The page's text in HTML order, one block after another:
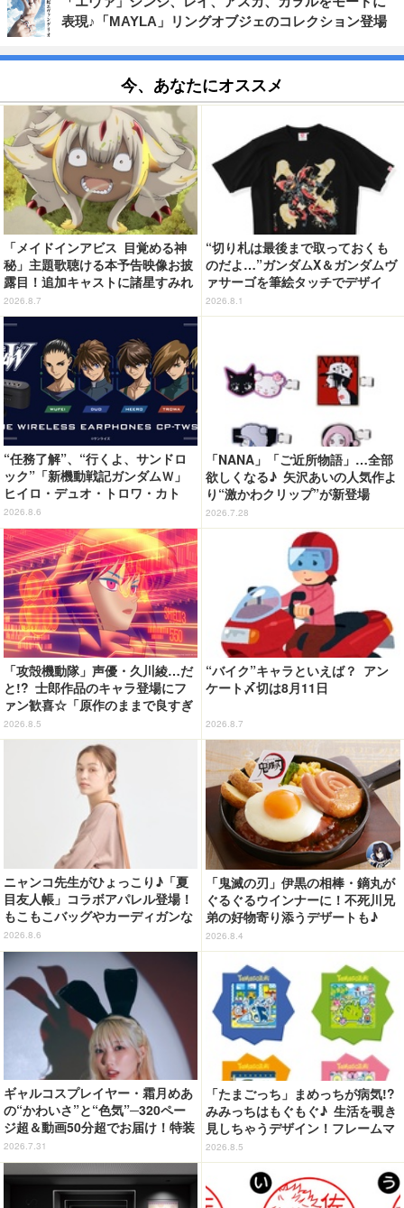
表現♪「MAYLA」リングオブジェのコレクション登場
今、あなたにオススメ
「メイドインアビス 目覚める神
秘」主題歌聴ける本予告映像お披
露目！追加キャストに諸星すみれ
&星野貴紀
2026.8.7
“切り札は最後まで取っておくも
のだよ…”ガンダムX＆ガンダムヴ
ァサーゴを筆絵タッチでデザイ
ン！「ガンダムX」Tシャツ発売
2026.8.1
“任務了解”、“行くよ、サンドロ
ック”「新機動戦記ガンダムＷ」
ヒイロ・デュオ・トロワ・カト
ル・五飛の声がする…！ 新規録
り下ろしボイス搭載のワイヤレス
イヤホンが登場
2026.8.6
「NANA」「ご近所物語」…全部
欲しくなる♪ 矢沢あいの人気作よ
り“激かわクリップ”が新登場
2026.7.28
「攻殻機動隊」声優・久川綾…だ
と!? 士郎作品のキャラ登場にフ
ァン歓喜☆「原作のままで良すぎ
るな」「脳の処理が追いつかない
よお」…第5話【ネタバレあり反
2026.8.5
“バイク”キャラといえば？ アン
ケート〆切は8月11日
2026.8.7
ニャンコ先生がひょっこり♪「夏
目友人帳」コラボアパレル登場！
もこもこバッグやカーディガンな
ど全8型
2026.8.6
「鬼滅の刃」伊黒の相棒・鏑丸が
ぐるぐるウインナーに！不死川兄
弟の好物寄り添うデザートも♪
「ジョイフル」コラボ第3弾・第4
弾決定【8月18日～】
2026.8.4
ギャルコスプレイヤー・霜月めあ
の“かわいさ”と“色気”─320ペー
ジ超＆動画50分超でお届け！特装
合本版のデジタル写真集が登場
2026.7.31
「たまごっち」まめっちが病気!?
みみっちはもぐもぐ♪ 生活を覗き
見しちゃうデザイン！フレームマ
グネット「ぴたっとフレーム」登
場☆
2026.8.5